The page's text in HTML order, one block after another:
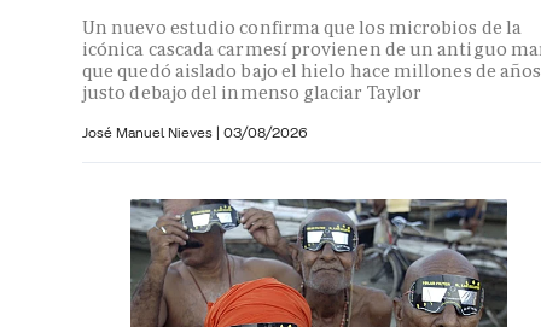
Un nuevo estudio confirma que los microbios de la
icónica cascada carmesí provienen de un antiguo
que quedó aislado bajo el hielo hace millones de años
justo debajo del inmenso glaciar Taylor
José Manuel Nieves | 03/08/2026